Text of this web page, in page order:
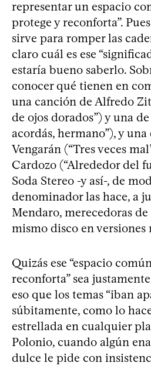
representar un espacio
protege y reconforta”.
sirve para romper las
claro cuál es ese
estaría bueno saberlo.
conocer qué tienen en
una canción de Alfredo
de ojos dorados”) y una
acordás, hermano”), y
Vengarán (“Tres veces
Cardozo (“Alrededor del
Soda Stereo -y así-, de
denominador las hace, a
Mendaro, merecedoras
mismo disco en
Quizás ese “espacio
reconforta” sea
eso que los temas “iban
súbitamente, como lo
estrellada en cualquier
Polonio, cuando algún
dulce le pide con